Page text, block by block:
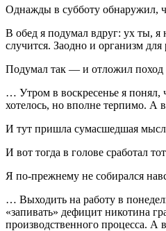
Однажды в субботу обнаружил,
В обед я подумал вдруг: ух ты, я
случится. Заодно и организм
Подумал так — и отложил поход
… Утром в воскресенье я
хотелось, но вполне терпимо. А
И тут пришла сумасшедшая
И вот тогда в голове сработал
Я по-прежнему не собирался
… Выходить на работу в
«запивать» дефицит никотина
производственного процесса. А